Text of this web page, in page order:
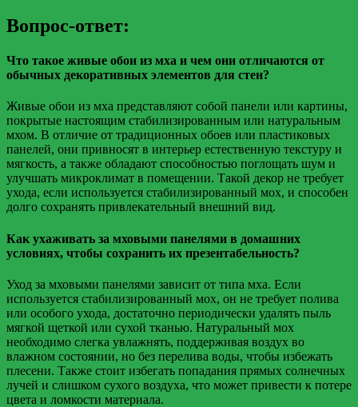
Вопрос-ответ:
Что такое живые обои из мха и чем они отличаются от
обычных декоративных элементов для стен?
Живые обои из мха представляют собой панели или картины,
покрытые настоящим стабилизированным или натуральным
мхом. В отличие от традиционных обоев или пластиковых
панелей, они привносят в интерьер естественную текстуру и
мягкость, а также обладают способностью поглощать шум и
улучшать микроклимат в помещении. Такой декор не требует
ухода, если используется стабилизированный мох, и способен
долго сохранять привлекательный внешний вид.
Как ухаживать за мховыми панелями в домашних
условиях, чтобы сохранить их презентабельность?
Уход за мховыми панелями зависит от типа мха. Если
используется стабилизированный мох, он не требует полива
или особого ухода, достаточно периодически удалять пыль
мягкой щеткой или сухой тканью. Натуральный мох
необходимо слегка увлажнять, поддерживая воздух во
влажном состоянии, но без перелива воды, чтобы избежать
плесени. Также стоит избегать попадания прямых солнечных
лучей и слишком сухого воздуха, что может привести к потере
цвета и ломкости материала.